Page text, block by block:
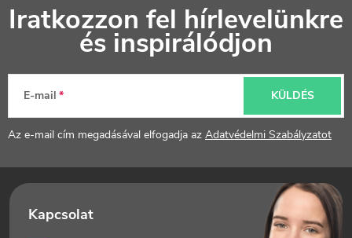
á
é
Iratkozzon fel hírlevelünkre
és inspirálódjon
E-mail
Az e-mail cím megadásával elfogadja az Adatvédelmi Szabályzatot
KÜLDÉS